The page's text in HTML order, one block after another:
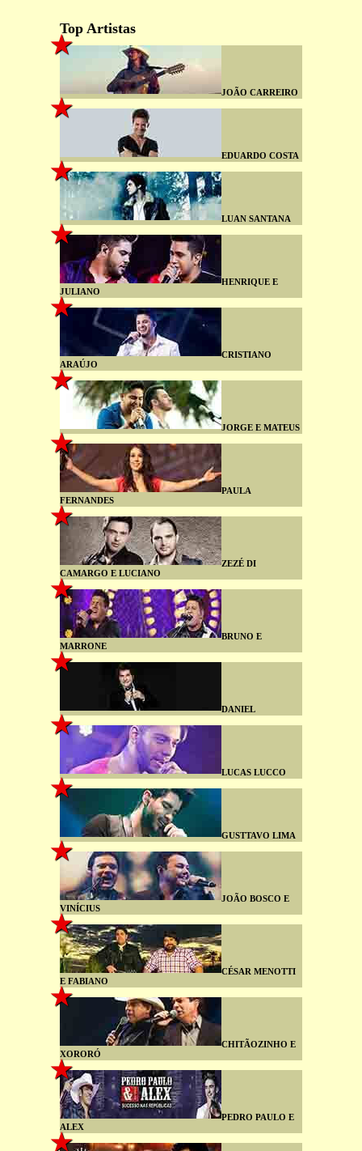
Top Artistas
JOÃO CARREIRO
EDUARDO COSTA
LUAN SANTANA
HENRIQUE E
JULIANO
CRISTIANO
ARAÚJO
JORGE E MATEUS
PAULA
FERNANDES
ZEZÉ DI
CAMARGO E LUCIANO
BRUNO E
MARRONE
DANIEL
LUCAS LUCCO
GUSTTAVO LIMA
JOÃO BOSCO E
VINÍCIUS
CÉSAR MENOTTI
E FABIANO
CHITÃOZINHO E
XORORÓ
PEDRO PAULO E
ALEX